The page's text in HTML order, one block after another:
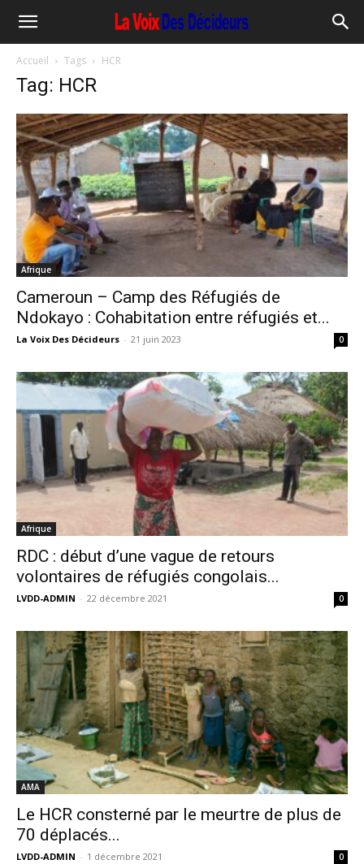
Accueil Tags HCR
Tag: HCR
Afrique
Cameroun – Camp des Réfugiés de
Ndokayo : Cohabitation entre réfugiés et...
La Voix Des Décideurs - 21 juin 2023 0
Afrique
RDC : début d’une vague de retours
volontaires de réfugiés congolais...
LVDD-ADMIN - 22 décembre 2021 0
AMA
Le HCR consterné par le meurtre de plus de
70 déplacés...
LVDD-ADMIN - 1 décembre 2021 0